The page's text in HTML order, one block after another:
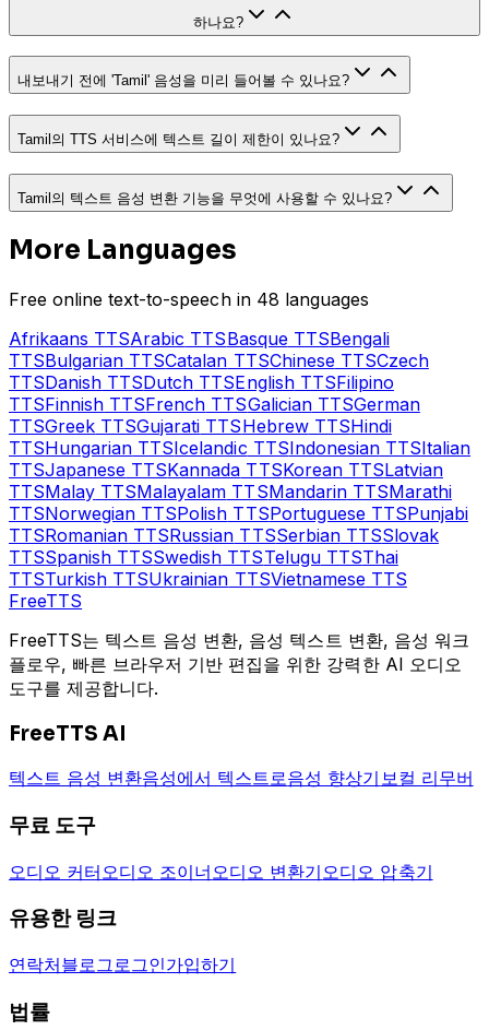
하나요?
내보내기 전에 'Tamil' 음성을 미리 들어볼 수 있나요?
Tamil의 TTS 서비스에 텍스트 길이 제한이 있나요?
Tamil의 텍스트 음성 변환 기능을 무엇에 사용할 수 있나요?
More Languages
Free online text-to-speech in 48 languages
Afrikaans TTSArabic TTSBasqueTTSBengali
TTSBulgarian TTSCatalan TTSChineseTTSCzech
TTSDanish TTSDutch TTSEnglishTTSFilipino
TTSFinnish TTSFrench TTSGalicianTTSGerman
TTSGreek TTSGujarati TTSHebrewTTSHindi
TTSHungarian TTSIcelandic TTSIndonesianTTSItalian
TTSJapanese TTSKannada TTSKoreanTTSLatvian
TTSMalay TTSMalayalam TTSMandarinTTSMarathi
TTSNorwegian TTSPolish TTSPortugueseTTSPunjabi
TTSRomanian TTSRussian TTSSerbianTTSSlovak
TTSSpanish TTSSwedish TTSTeluguTTSThai
TTSTurkish TTSUkrainian TTSVietnameseTTS
FreeTTS
FreeTTS는 텍스트 음성 변환, 음성 텍스트 변환, 음성 워크
플로우, 빠른 브라우저 기반 편집을 위한 강력한 AI 오디오
도구를 제공합니다.
FreeTTS AI
텍스트 음성 변환음성에서 텍스트로음성 향상기 보컬 리무버
무료 도구
오디오 커터 오디오 조이너 오디오 변환기 오디오 압축기
유용한 링크
연락처블로그 로그인가입하기
법률